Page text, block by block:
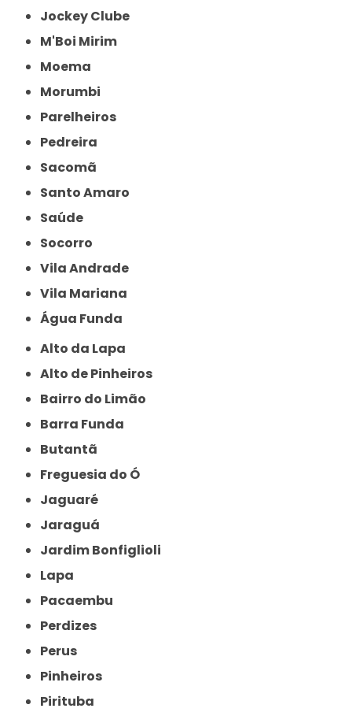
Jockey Clube
M'Boi Mirim
Moema
Morumbi
Parelheiros
Pedreira
Sacomã
Santo Amaro
Saúde
Socorro
Vila Andrade
Vila Mariana
Água Funda
Alto da Lapa
Alto de Pinheiros
Bairro do Limão
Barra Funda
Butantã
Freguesia do Ó
Jaguaré
Jaraguá
Jardim Bonfiglioli
Lapa
Pacaembu
Perdizes
Perus
Pinheiros
Pirituba